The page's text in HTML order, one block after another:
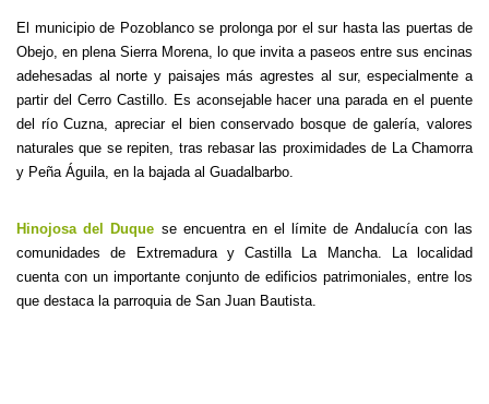
El municipio de Pozoblanco se prolonga por el sur hasta las puertas de
Obejo, en plena Sierra Morena, lo que invita a paseos entre sus encinas
adehesadas al norte y paisajes más agrestes al sur, especialmente a
partir del Cerro Castillo. Es aconsejable hacer una parada en el puente
del río Cuzna, apreciar el bien conservado bosque de galería, valores
naturales que se repiten, tras rebasar las proximidades de La Chamorra
y Peña Águila, en la bajada al Guadalbarbo.
Hinojosa del Duque se encuentra en el límite de Andalucía con las
comunidades de Extremadura y Castilla La Mancha. La localidad
cuenta con un importante conjunto de edificios patrimoniales, entre los
que destaca la parroquia de San Juan Bautista.